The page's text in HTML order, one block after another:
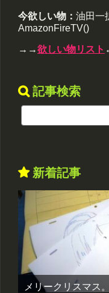
今欲しい物： 油田一
AmazonFireTV()
→→欲しい物リスト
記事検索
新着記事
メリークリスマス